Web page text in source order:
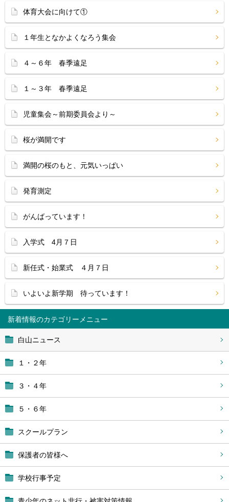
新着情報
白山ニュース
１・２年
３・４年
５・６年
スクールプラン
保護者の皆様へ
学校行事予定
体育大会に向けて①
１年生となかよくなろう集会
４～６年 春季遠足
１～３年 春季遠足
児童集会～前期委員会より～
桜が満開です
満開の桜のもと、元気いっぱい
発育測定
がんばっています！
入学式 4月７日
新任式・始業式 ４月７日
いよいよ新学期 待っています！